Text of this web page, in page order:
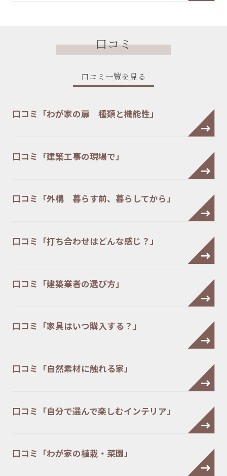
口コミ
口コミ一覧を見る
口コミ「わが家の扉 種類と機能性」
口コミ「建築工事の現場で」
口コミ「外構 暮らす前、暮らしてから」
口コミ「打ち合わせはどんな感じ？」
口コミ「建築業者の選び方」
口コミ「家具はいつ購入する？」
口コミ「自然素材に触れる家」
口コミ「自分で選んで楽しむインテリア」
口コミ「わが家の植栽・菜園」